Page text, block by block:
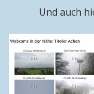
Und auch